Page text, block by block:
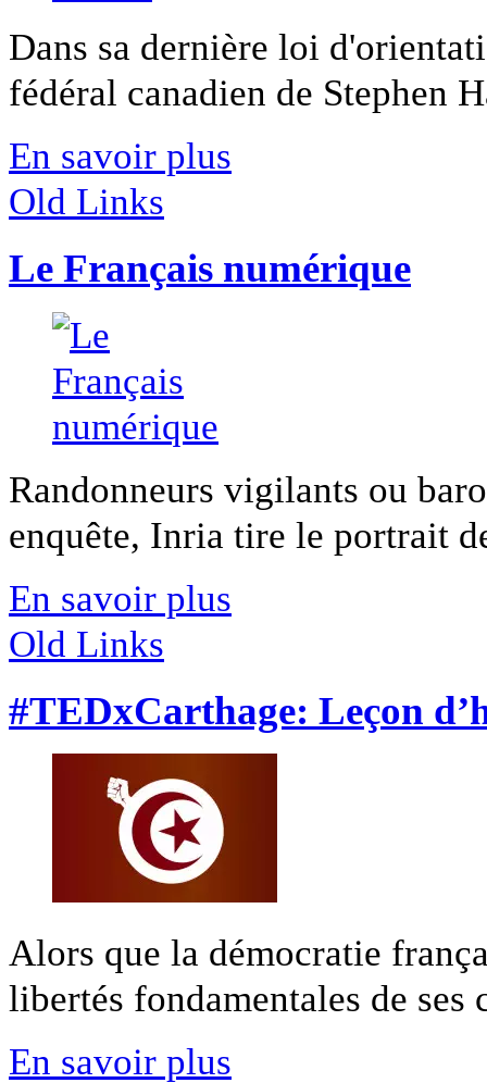
Dans sa dernière loi
fédéral canadien de Stephen
En savoir plus
Old Links
Le Français numérique
Randonneurs vigilants ou
enquête, Inria tire le portrait
En savoir plus
Old Links
#TEDxCarthage: Leçon
Alors que la démocratie
libertés fondamentales de ses
En savoir plus